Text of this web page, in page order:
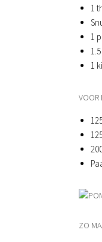
1
1
1
VOOR
ZO